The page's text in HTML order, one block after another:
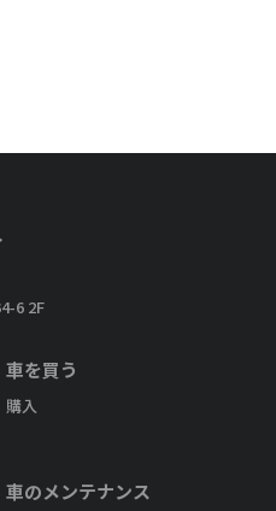
6 2F
車を買う
購入
車のメンテナンス